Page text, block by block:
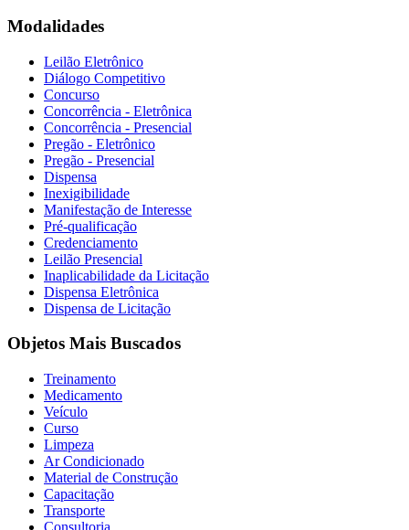
Modalidades
Leilão Eletrônico
Diálogo Competitivo
Concurso
Concorrência - Eletrônica
Concorrência - Presencial
Pregão - Eletrônico
Pregão - Presencial
Dispensa
Inexigibilidade
Manifestação de Interesse
Pré-qualificação
Credenciamento
Leilão Presencial
Inaplicabilidade da Licitação
Dispensa Eletrônica
Dispensa de Licitação
Objetos Mais Buscados
Treinamento
Medicamento
Veículo
Curso
Limpeza
Ar Condicionado
Material de Construção
Capacitação
Transporte
Consultoria